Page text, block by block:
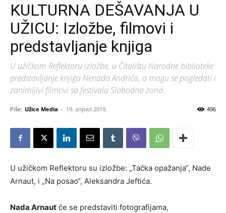
KULTURNA DEŠAVANJA U
UŽICU: Izložbe, filmovi i
predstavljanje knjiga
U užičkom Reflektoru izložbe, u Čitalištu Narodne biblioteke
predstavljanje knjiga Nenada Andrića, a mogu se pogledati i
zanimljivi filmovi sa festivala Slobodna zona.
Piše: Užice Media - 19. април 2019. 496
U užičkom Reflektoru su izložbe: „Tačka opažanja“, Nade
Arnaut, i „Na posao“, Aleksandra Jeftića.
Nada Arnaut će se predstaviti fotografijama,